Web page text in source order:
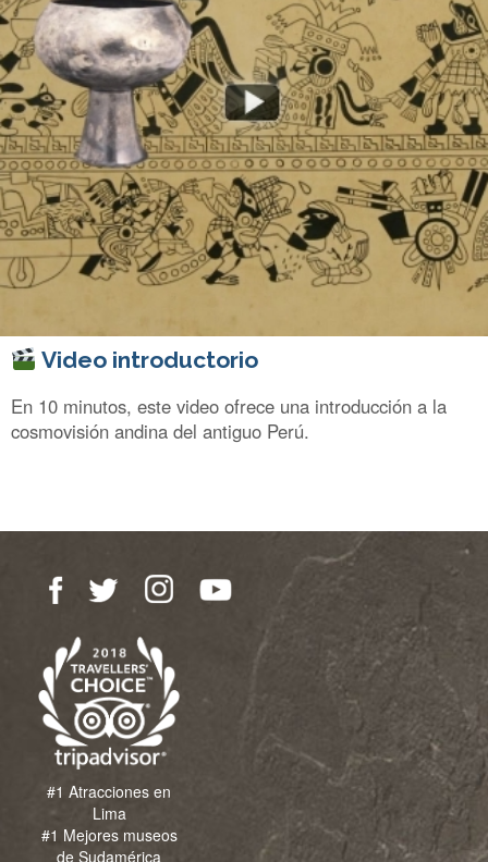
Video introductorio
En 10 minutos, este video ofrece una introducción a la
cosmovisión andina del antiguo Perú.
#1 Atracciones en
Lima
#1 Mejores museos
de Sudamérica